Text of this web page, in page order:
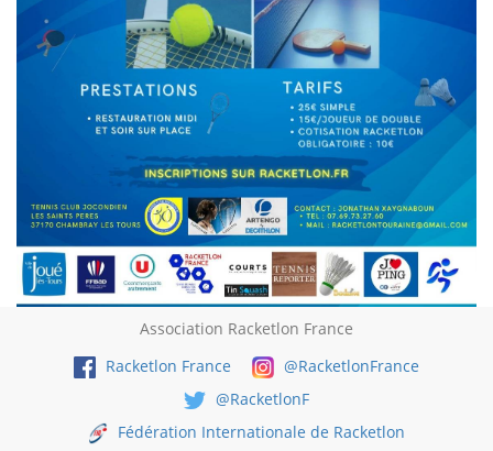
Association Racketlon France
Racketlon France
@RacketlonFrance
@RacketlonF
Fédération Internationale de Racketlon